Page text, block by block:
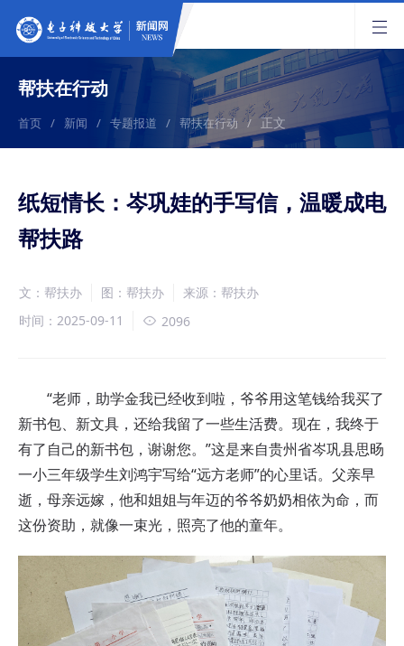
帮扶在行动
首页 / 新闻 / 专题报道 / 帮扶在行动 / 正文
纸短情长：岑巩娃的手写信，温暖成电
帮扶路
文：帮扶办 图：帮扶办
来源：帮扶办
时间：2025-09-11
2096
“老师，助学金我已经收到啦，爷爷用这笔钱给我买了
新书包、新文具，还给我留了一些生活费。现在，我终于
有了自己的新书包，谢谢您。”这是来自贵州省岑巩县思旸
一小三年级学生刘鸿宇写给“远方老师”的心里话。父亲早
逝，母亲远嫁，他和姐姐与年迈的爷爷奶奶相依为命，而
这份资助，就像一束光，照亮了他的童年。